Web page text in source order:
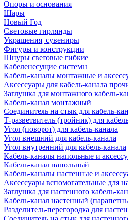
Опоры и основания
Шары
Новый Год
Световые гирлянды
Украшения, сувениры
Фигуры и конструкции
Шнуры световые гибкие
Кабеленесущие системы
Кабель-каналы монтажные и
Аксессуары для кабель-канала
Заглушка для монтажного кабель-
Кабель-канал монтажный
Соединитель на стык для кабель-
Т-разветвитель (тройник) для
Угол (поворот) для кабель-канала
Угол внешний для кабель-канала
Угол внутренний для кабель-канала
Кабель-каналы напольные и
Кабель-канал напольный
Кабель-каналы настенные и
Аксессуары вспомогательные для
Заглушка для настенного кабель-
Кабель-канал настенный
Разделитель-перегородка для
Соединитель на стык для